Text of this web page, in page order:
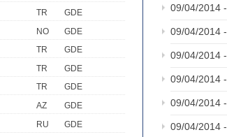
TR
GDE
NO
GDE
TR
GDE
TR
GDE
TR
GDE
AZ
GDE
RU
GDE
09/04/2014 -
09/04/2014 -
09/04/2014 -
09/04/2014 -
09/04/2014 -
09/04/2014 -